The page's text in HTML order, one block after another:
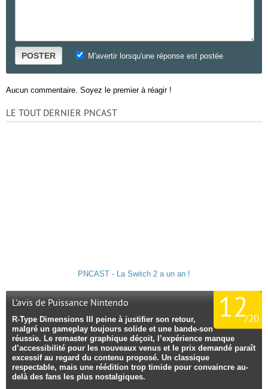
POSTER M'avertir lorsqu'une réponse est postée
Aucun commentaire. Soyez le premier à réagir !
LE TOUT DERNIER PNCAST
PNCAST - La Switch 2 a un an !
12
/20
L'avis de Puissance Nintendo
R-Type Dimensions III peine à justifier son retour,
malgré un gameplay toujours solide et une bande-son
réussie. Le remaster graphique déçoit, l’expérience manque
d’accessibilité pour les nouveaux venus et le prix demandé paraît
excessif au regard du contenu proposé. Un classique
respectable, mais une réédition trop timide pour convaincre au-
delà des fans les plus nostalgiques.